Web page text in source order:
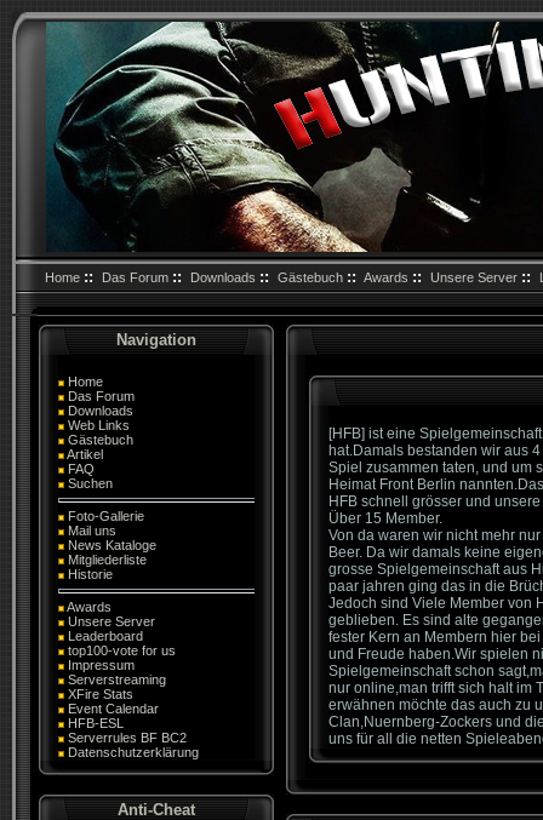
Home :: Das Forum :: Downloads :: Gästebuch :: Awards :: Unsere Server ::
Navigation
Home
Das Forum
Downloads
Web Links
Gästebuch
Artikel
FAQ
Suchen
Foto-Gallerie
Mail uns
News Kataloge
Mitgliederliste
Historie
Awards
Unsere Server
Leaderboard
top100-vote for us
Impressum
Serverstreaming
XFire Stats
Event Calendar
HFB-ESL
Serverrules BF BC2
Datenschutzerklärung
Anti-Cheat
[HFB] ist eine
hat.Damals bestanden wir aus
Spiel zusammen taten, und um
Heimat Front Berlin
HFB schnell grösser und
Über 15 Member.
Von da waren wir nicht mehr
Beer. Da wir damals keine
grosse Spielgemeinschaft aus
paar jahren ging das in die
Jedoch sind Viele Member von
geblieben. Es sind alte
fester Kern an Membern hier
und Freude haben.Wir spielen
Spielgemeinschaft schon
nur online,man trifft sich halt im
erwähnen möchte das auch zu
Clan,Nuernberg-Zockers und
uns für all die netten